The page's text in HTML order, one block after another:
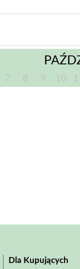
7 8 9 10
Dla Kupujących